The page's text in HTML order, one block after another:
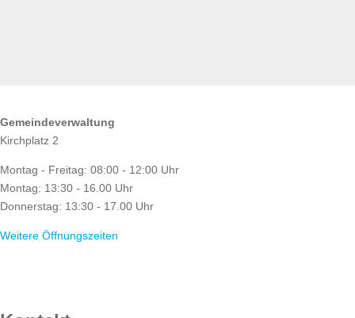
Gemeindeverwaltung
Kirchplatz 2
Montag - Freitag: 08:00 - 12:00 Uhr
Montag: 13:30 - 16.00 Uhr
Donnerstag: 13:30 - 17.00 Uhr
Weitere Öffnungszeiten